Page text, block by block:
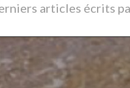
articles écrits